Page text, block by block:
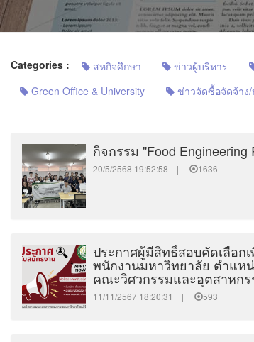
Categories : สหกิจศึกษา ข่าวผู้บริหาร
Green Office & University
ข่าวจัดซื้อจัดจ้าง
กิจกรรม "Food Engineering
20/5/2568 19:52:58 | 1636
ประกาศผู้มีสิทธิ์สอบคัดเลือก
พนักงานมหาวิทยาลัย ตำแห
คณะวิศวกรรมและอุตสาหกร
11/11/2567 18:20:31 | 593